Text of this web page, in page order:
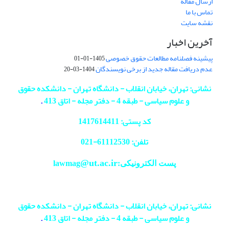
تماس با ما
نقشه سایت
آخرین اخبار
پیشینه فصلنامه مطالعات حقوق خصوصی1405-01-01
عدم دریافت مقاله جدید از برخی نویسندگان1404-03-20
نشانی: تهران، خیابان انقلاب - دانشگاه تهران - دانشکده حقوق
و علوم سیاسی - طبقه 4 - دفتر مجله - اتاق 413
.
کد پستی: 1417614411
تلفن: 61112530-
021
پست الکترونیکی:lawmag@ut.ac.ir
نشانی: تهران، خیابان انقلاب - دانشگاه تهران - دانشکده حقوق
و علوم سیاسی - طبقه 4 - دفتر مجله - اتاق 413
.